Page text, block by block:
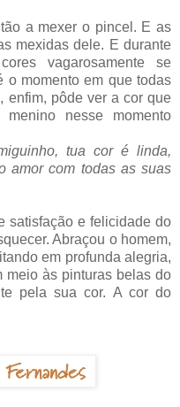
a mexer o pincel. E as
mexidas dele. E durante
vagarosamente se
o momento em que todas
enfim, pôde ver a cor que
nesse momento
tua cor é linda,
amor com todas as suas
satisfação e felicidade do
Abraçou o homem,
em profunda alegria,
meio às pinturas belas do
pela sua cor. A cor do